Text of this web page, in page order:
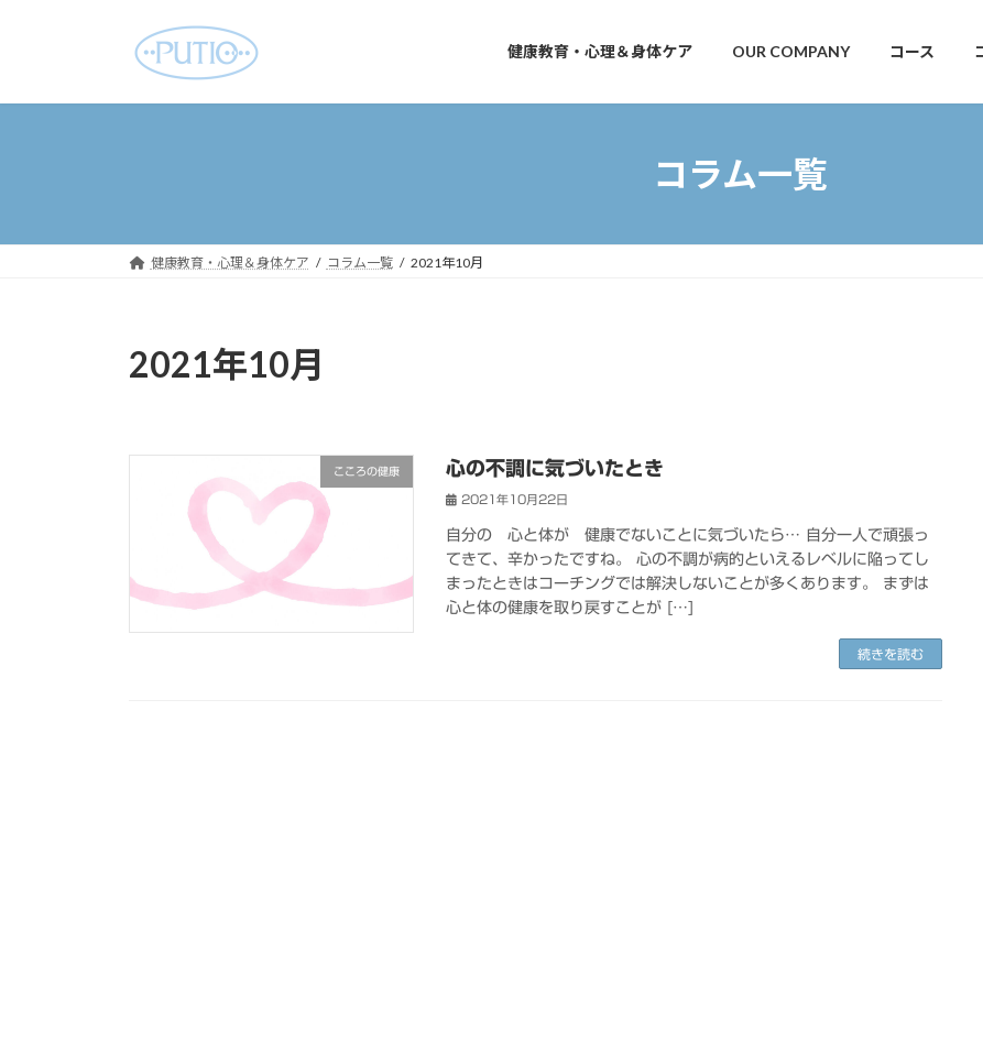
プ
動
健康教育・心理＆身体ケア OUR COMPANY コース
コラム一覧
健康教育・心理＆身体ケア コラム一覧 2021年10月
2021年10月
こころの健康 心の不調に気づいたとき
2021年10月22日
自分の 心と体が 健康でないことに気づいたら… 自分一人で頑張っ
てきて、辛かったですね。 心の不調が病的といえるレベルに陥ってし
まったときはコーチングでは解決しないことが多くあります。 まずは
心と体の健康を取り戻すことが […]
続きを読む